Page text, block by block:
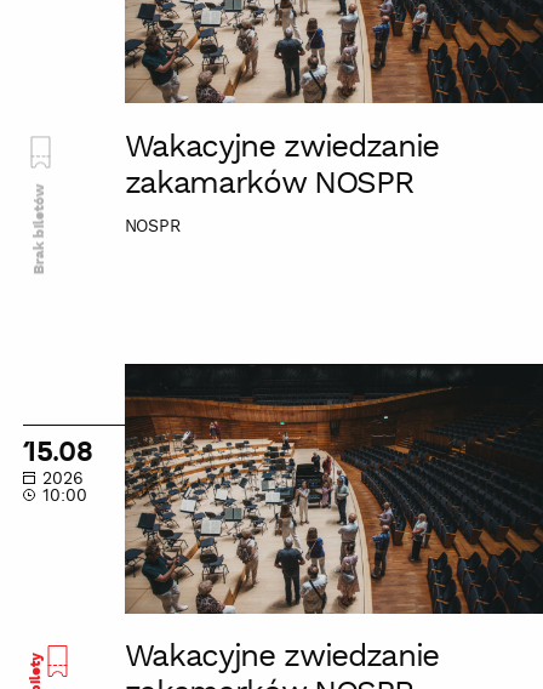
Wakacyjne zwiedzanie
zakamarków NOSPR
NOSPR
Brak biletów
zwiedzanie
zakamarków
NOSPR
15.08
2026
10:00
Wakacyjne zwiedzanie